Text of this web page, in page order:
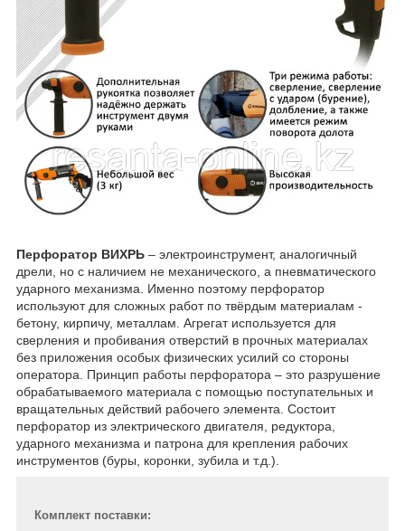
Перфоратор ВИХРЬ – электроинструмент, аналогичный
дрели, но с наличием не механического, а пневматического
ударного механизма. Именно поэтому перфоратор
используют для сложных работ по твёрдым материалам -
бетону, кирпичу, металлам. Агрегат используется для
сверления и пробивания отверстий в прочных материалах
без приложения особых физических усилий со стороны
оператора. Принцип работы перфоратора – это разрушение
обрабатываемого материала с помощью поступательных и
вращательных действий рабочего элемента. Состоит
перфоратор из электрического двигателя, редуктора,
ударного механизма и патрона для крепления рабочих
инструментов (буры, коронки, зубила и т.д.).
Комплект поставки: